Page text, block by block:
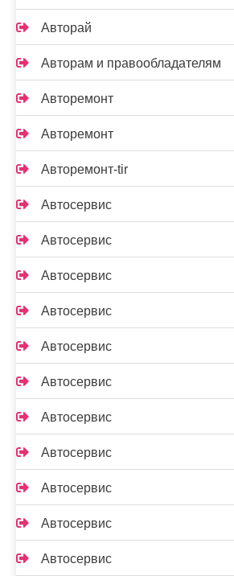
Авторай
Авторам и правообладателям
Авторемонт
Авторемонт
Авторемонт-tir
Автосервис
Автосервис
Автосервис
Автосервис
Автосервис
Автосервис
Автосервис
Автосервис
Автосервис
Автосервис
Автосервис